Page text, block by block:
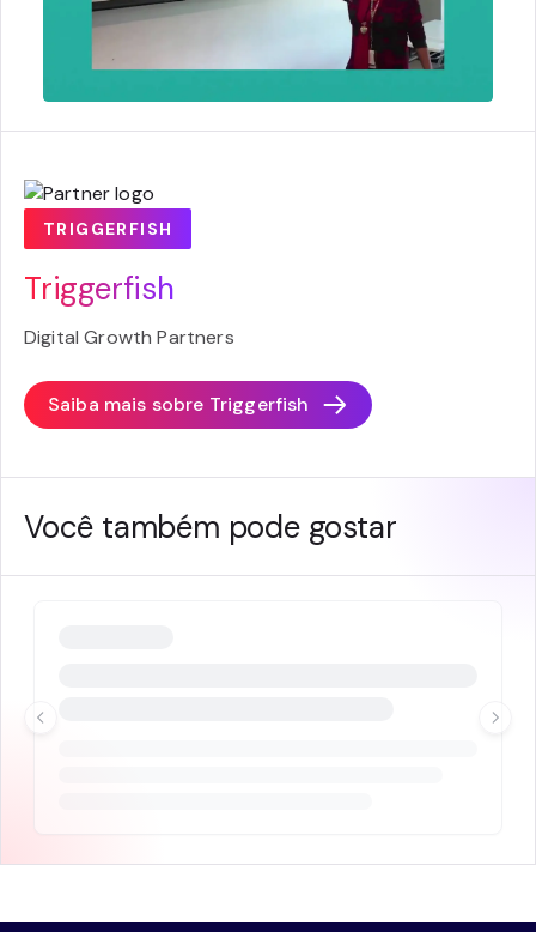
TRIGGERFISH
Triggerfish
Digital Growth Partners
Saiba mais sobre Triggerfish
Você também pode gostar